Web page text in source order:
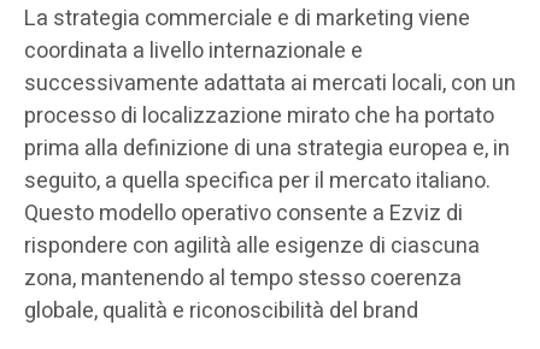
La strategia commerciale e di marketing viene
coordinata a livello internazionale e
successivamente adattata ai mercati locali, con un
processo di localizzazione mirato che ha portato
prima alla definizione di una strategia europea e, in
seguito, a quella specifica per il mercato italiano.
Questo modello operativo consente a Ezviz di
rispondere con agilità alle esigenze di ciascuna
zona, mantenendo al tempo stesso coerenza
globale, qualità e riconoscibilità del brand